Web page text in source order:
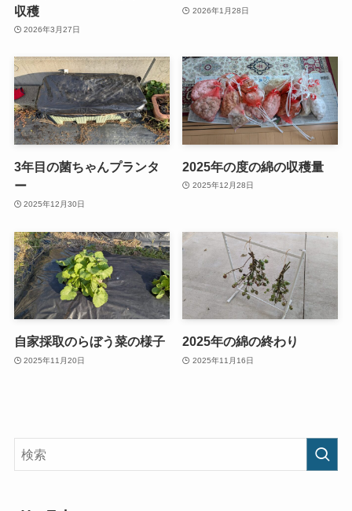
収穫
2026年3月27日
2026年1月28日
3年目の菌ちゃんプランタ
ー
2025年12月30日
2025年の度の綿の収穫量
2025年12月28日
自家採取のらぼう菜の様子
2025年11月20日
2025年の綿の終わり
2025年11月16日